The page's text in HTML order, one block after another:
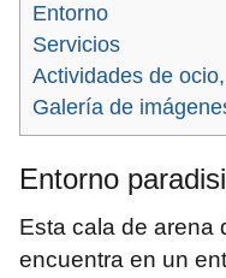
Entorno
Servicios
Actividades de
Galería de
Entorno
Esta cala de arena
encuentra en un